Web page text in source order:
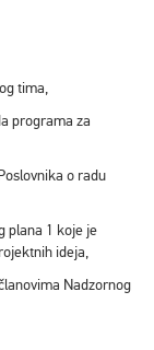
tima,
programa za
o radu
plana 1 koje je
ideja,
Nadzornog